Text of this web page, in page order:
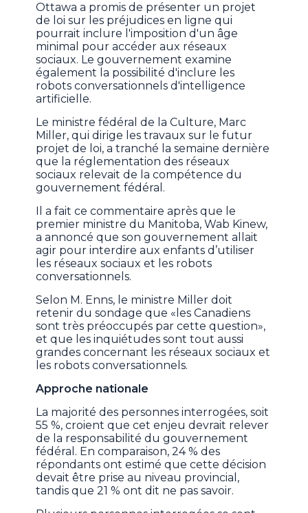
Ottawa a promis de présenter un projet
de loi sur les préjudices en ligne qui
pourrait inclure l'imposition d'un âge
minimal pour accéder aux réseaux
sociaux. Le gouvernement examine
également la possibilité d'inclure les
robots conversationnels d'intelligence
artificielle.
Le ministre fédéral de la Culture, Marc
Miller, qui dirige les travaux sur le futur
projet de loi, a tranché la semaine dernière
que la réglementation des réseaux
sociaux relevait de la compétence du
gouvernement fédéral.
Il a fait ce commentaire après que le
premier ministre du Manitoba, Wab Kinew,
a annoncé que son gouvernement allait
agir pour interdire aux enfants d’utiliser
les réseaux sociaux et les robots
conversationnels.
Selon M. Enns, le ministre Miller doit
retenir du sondage que «les Canadiens
sont très préoccupés par cette question»,
et que les inquiétudes sont tout aussi
grandes concernant les réseaux sociaux et
les robots conversationnels.
Approche nationale
La majorité des personnes interrogées, soit
55 %, croient que cet enjeu devrait relever
de la responsabilité du gouvernement
fédéral. En comparaison, 24 % des
répondants ont estimé que cette décision
devait être prise au niveau provincial,
tandis que 21 % ont dit ne pas savoir.